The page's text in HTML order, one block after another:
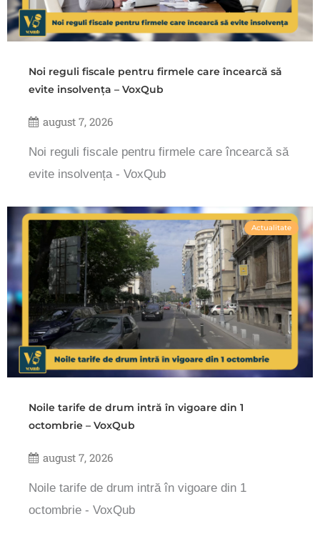
Noi reguli fiscale pentru firmele care încearcă să
evite insolvența – VoxQub
august 7, 2026
Noi reguli fiscale pentru firmele care încearcă să
evite insolvența - VoxQub
Actualitate
Noile tarife de drum intră în vigoare din 1
octombrie – VoxQub
august 7, 2026
Noile tarife de drum intră în vigoare din 1
octombrie - VoxQub